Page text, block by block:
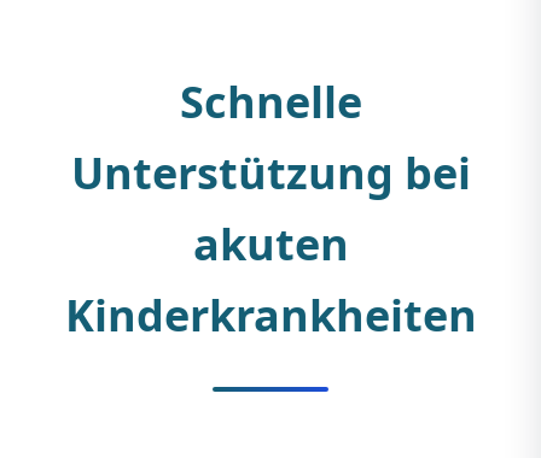
Schnelle
Unterstützung bei
akuten
Kinderkrankheiten